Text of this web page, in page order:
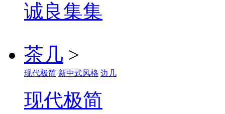
诚良集
茶几 >
现代极简 新中式风格 边几
现代极简